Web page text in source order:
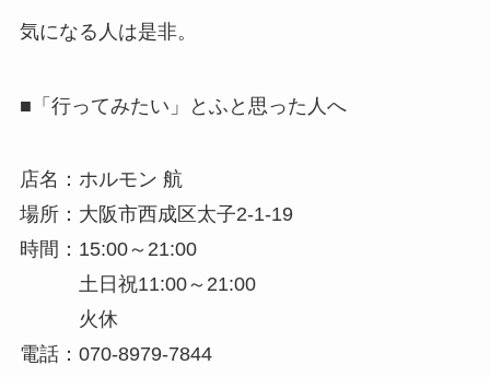
気になる人は是非。
■「行ってみたい」とふと思った人へ
店名：ホルモン 航
場所：大阪市西成区太子2-1-19
時間：15:00～21:00
土日祝11:00～21:00
火休
電話：070-8979-7844